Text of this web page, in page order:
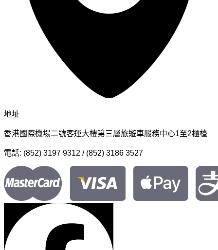
地址
香港國際機場二號客運大樓第三層旅遊車服務中心1至2櫃檯
電話: (852) 3197 9312 / (852) 3186 3527